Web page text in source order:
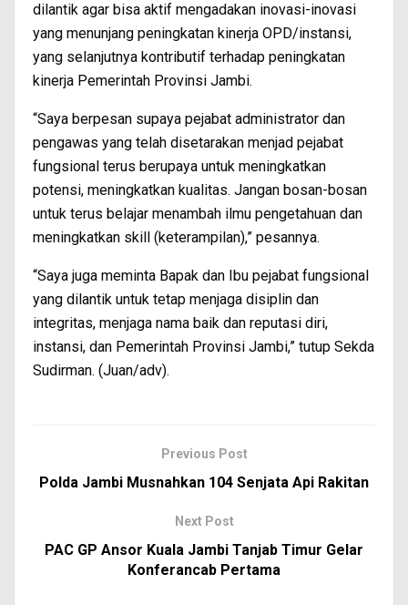
dilantik agar bisa aktif mengadakan inovasi-inovasi
yang menunjang peningkatan kinerja OPD/instansi,
yang selanjutnya kontributif terhadap peningkatan
kinerja Pemerintah Provinsi Jambi.
“Saya berpesan supaya pejabat administrator dan
pengawas yang telah disetarakan menjad pejabat
fungsional terus berupaya untuk meningkatkan
potensi, meningkatkan kualitas. Jangan bosan-bosan
untuk terus belajar menambah ilmu pengetahuan dan
meningkatkan skill (keterampilan),” pesannya.
“Saya juga meminta Bapak dan Ibu pejabat fungsional
yang dilantik untuk tetap menjaga disiplin dan
integritas, menjaga nama baik dan reputasi diri,
instansi, dan Pemerintah Provinsi Jambi,” tutup Sekda
Sudirman. (Juan/adv).
Previous Post
Polda Jambi Musnahkan 104 Senjata Api Rakitan
Next Post
PAC GP Ansor Kuala Jambi Tanjab Timur Gelar
Konferancab Pertama